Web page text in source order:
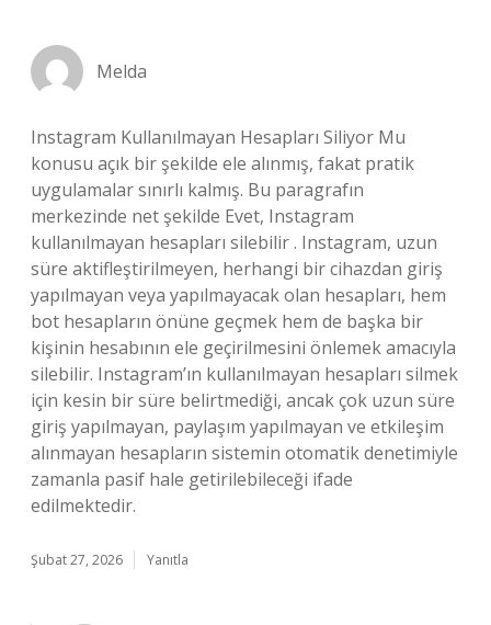
Melda
Instagram Kullanılmayan Hesapları Siliyor Mu
konusu açık bir şekilde ele alınmış, fakat pratik
uygulamalar sınırlı kalmış. Bu paragrafın
merkezinde net şekilde Evet, Instagram
kullanılmayan hesapları silebilir . Instagram, uzun
süre aktifleştirilmeyen, herhangi bir cihazdan giriş
yapılmayan veya yapılmayacak olan hesapları, hem
bot hesapların önüne geçmek hem de başka bir
kişinin hesabının ele geçirilmesini önlemek amacıyla
silebilir. Instagram’ın kullanılmayan hesapları silmek
için kesin bir süre belirtmediği, ancak çok uzun süre
giriş yapılmayan, paylaşım yapılmayan ve etkileşim
alınmayan hesapların sistemin otomatik denetimiyle
zamanla pasif hale getirilebileceği ifade
edilmektedir.
Şubat 27, 2026 Yanıtla